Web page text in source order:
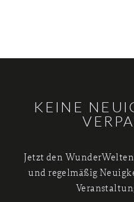
KEINE
Jetzt den
und regelmäßig